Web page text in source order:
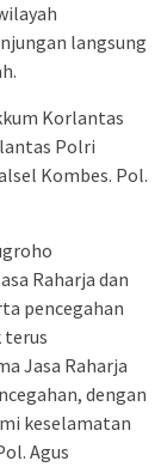
langsung
Korlantas
Polri
Kombes. Pol.
Raharja dan
pencegahan
terus
Jasa Raharja
dengan
keselamatan
Agus